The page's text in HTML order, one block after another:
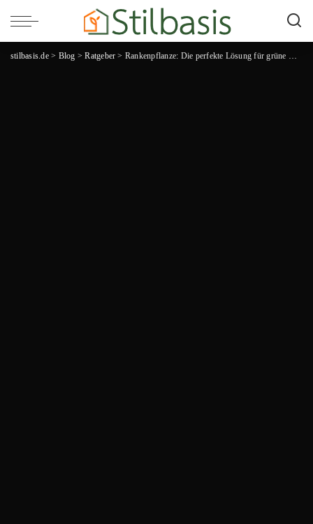
stilbasis.de> Blog >Ratgeber > Rankenpflanze: Die perfekte Lösung für grüne Wände und harmonische Wohnräume